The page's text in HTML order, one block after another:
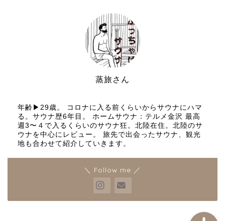
蒸旅さん
年齢▶︎29歳。 コロナに入る前くらいからサウナにハマ
る。サウナ歴6年目。 ホームサウナ：テルメ金沢 最高
週3〜４で入るくらいのサウナ狂。北陸在住。北陸のサ
ウナを中心にレビュー。 旅先で出会ったサウナ、観光
地も合わせて紹介していきます。
＼ Follow me ／
プロフィールとブログ運営
の理念
お問い合わせ